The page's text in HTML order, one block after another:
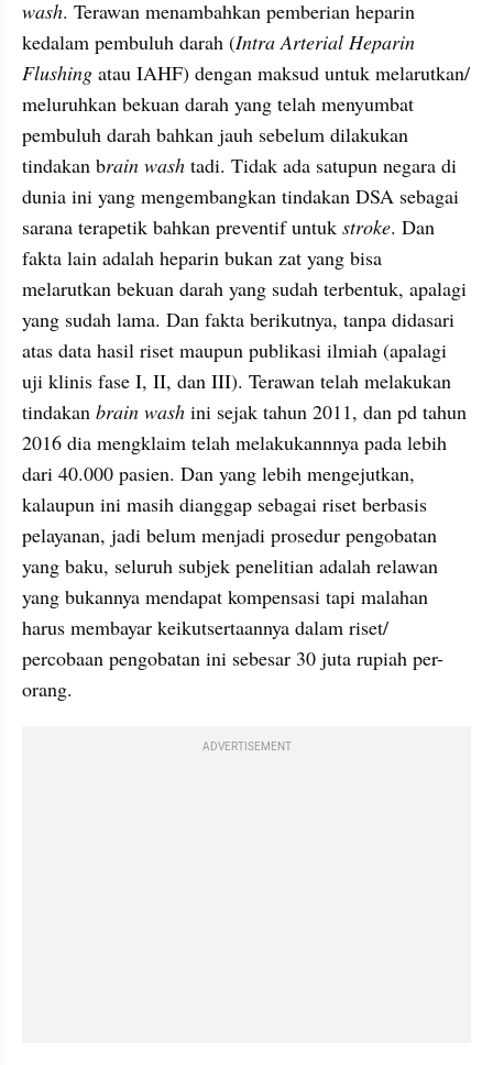
wash. Terawan menambahkan pemberian heparin
kedalam pembuluh darah (Intra Arterial Heparin
Flushing atau IAHF) dengan maksud untuk melarutkan/
meluruhkan bekuan darah yang telah menyumbat
pembuluh darah bahkan jauh sebelum dilakukan
tindakan brain wash tadi. Tidak ada satupun negara di
dunia ini yang mengembangkan tindakan DSA sebagai
sarana terapetik bahkan preventif untuk stroke. Dan
fakta lain adalah heparin bukan zat yang bisa
melarutkan bekuan darah yang sudah terbentuk, apalagi
yang sudah lama. Dan fakta berikutnya, tanpa didasari
atas data hasil riset maupun publikasi ilmiah (apalagi
uji klinis fase I, II, dan III). Terawan telah melakukan
tindakan brain wash ini sejak tahun 2011, dan pd tahun
2016 dia mengklaim telah melakukannnya pada lebih
dari 40.000 pasien. Dan yang lebih mengejutkan,
kalaupun ini masih dianggap sebagai riset berbasis
pelayanan, jadi belum menjadi prosedur pengobatan
yang baku, seluruh subjek penelitian adalah relawan
yang bukannya mendapat kompensasi tapi malahan
harus membayar keikutsertaannya dalam riset/
percobaan pengobatan ini sebesar 30 juta rupiah per-
orang.
ADVERTISEMENT